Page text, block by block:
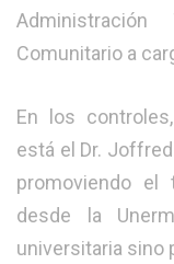
Comunitario a
En los
está el Dr.
promoviendo el
desde la
universitaria sino